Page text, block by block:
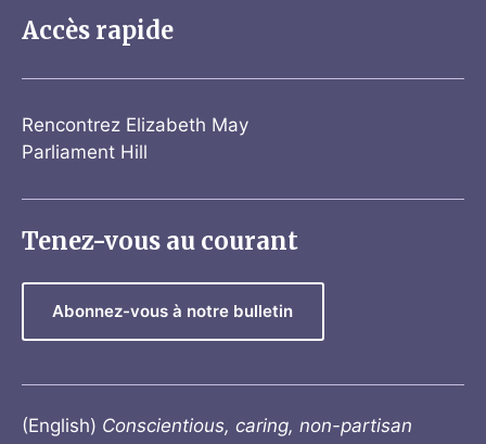
Accès rapide
Rencontrez Elizabeth May
Parliament Hill
Tenez-vous au courant
Abonnez-vous à notre bulletin
(English) Conscientious, caring, non-partisan